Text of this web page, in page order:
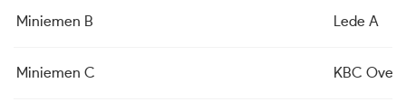
Miniemen B Lede A
Miniemen C KBC